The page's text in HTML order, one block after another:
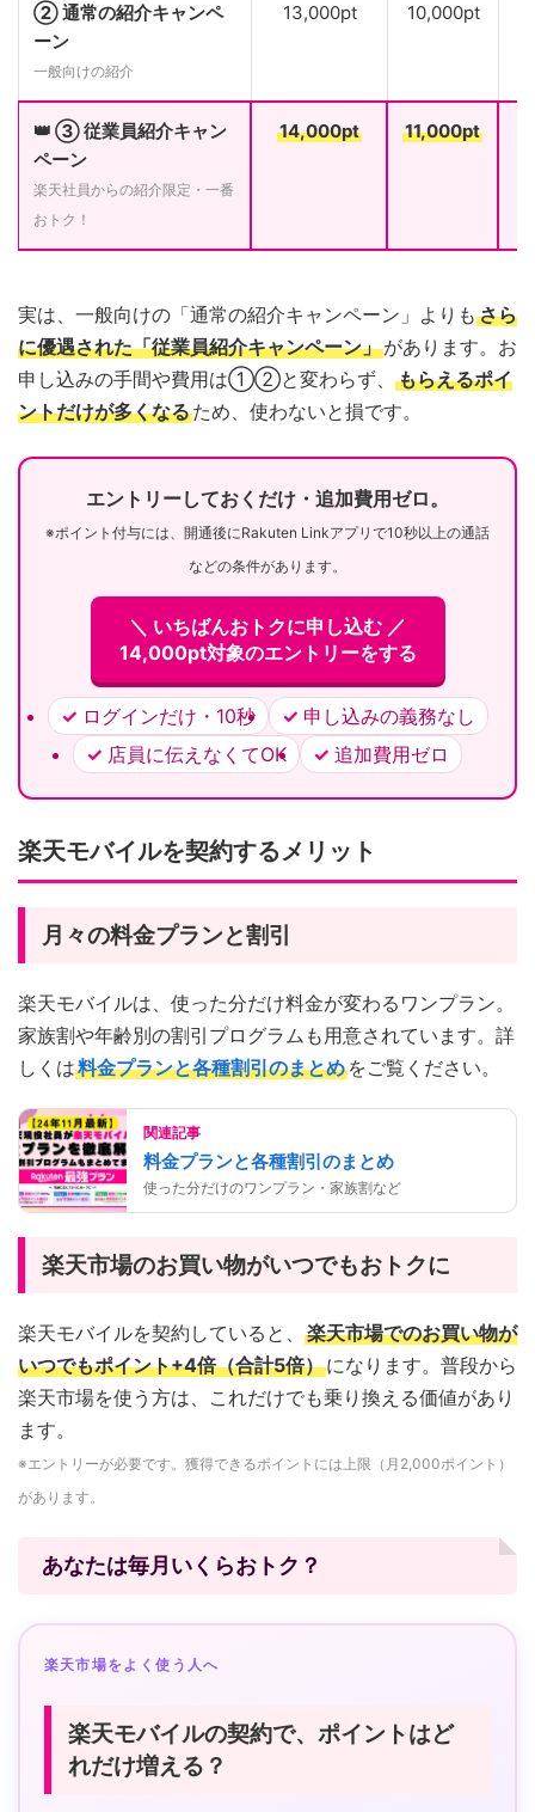
② 通常の紹介キャンペ
ーン
一般向けの紹介
13,000pt 10,000pt
👑 ③ 従業員紹介キャン
ペーン
楽天社員からの紹介限定・一番
おトク！
14,000pt 11,000pt
実は、一般向けの「通常の紹介キャンペーン」よりも さら
に優遇された「従業員紹介キャンペーン」があります。お
申し込みの手間や費用は①②と変わらず、 もらえるポイ
ントだけが多くなるため、使わないと損です。
エントリーしておくだけ・追加費用ゼロ。
※ポイント付与には、開通後にRakuten Linkアプリで10秒以上の通話
などの条件があります。
＼ いちばんおトクに申し込む ／
14,000pt対象のエントリーをする
ログインだけ・10秒
申し込みの義務なし
店員に伝えなくてOK
追加費用ゼロ
楽天モバイルを契約するメリット
月々の料金プランと割引
楽天モバイルは、使った分だけ料金が変わるワンプラン。
家族割や年齢別の割引プログラムも用意されています。詳
しくは料金プランと各種割引のまとめ をご覧ください。
関連記事
料金プランと各種割引のまとめ
使った分だけのワンプラン・家族割など
楽天市場のお買い物がいつでもおトクに
楽天モバイルを契約していると、 楽天市場でのお買い物が
いつでもポイント+4倍（合計5倍）になります。普段から
楽天市場を使う方は、これだけでも乗り換える価値があり
ます。
※エントリーが必要です。獲得できるポイントには上限（月2,000ポイント）
があります。
あなたは毎月いくらおトク？
楽天市場をよく使う人へ
楽天モバイルの契約で、ポイントはど
れだけ増える？